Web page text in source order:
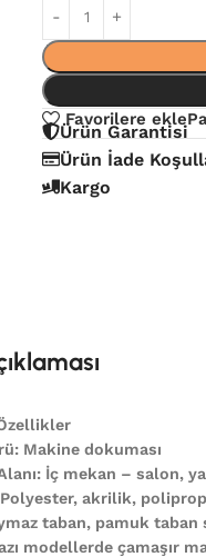
Favorilere ekle
Ürün Garantisi
Ürün İade
Kargo
Makine dokuması
İç mekan – salon,
akrilik,
taban, pamuk taban
modellerde çamaşır